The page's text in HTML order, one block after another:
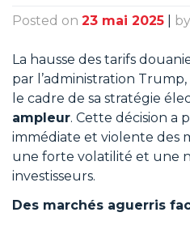
Posted on 23 mai 2025 by
La hausse des tarifs
par l’administration
le cadre de sa stratégie
ampleur. Cette décision a
immédiate et violente des
une forte volatilité et une
investisseurs.
Des marchés aguerris